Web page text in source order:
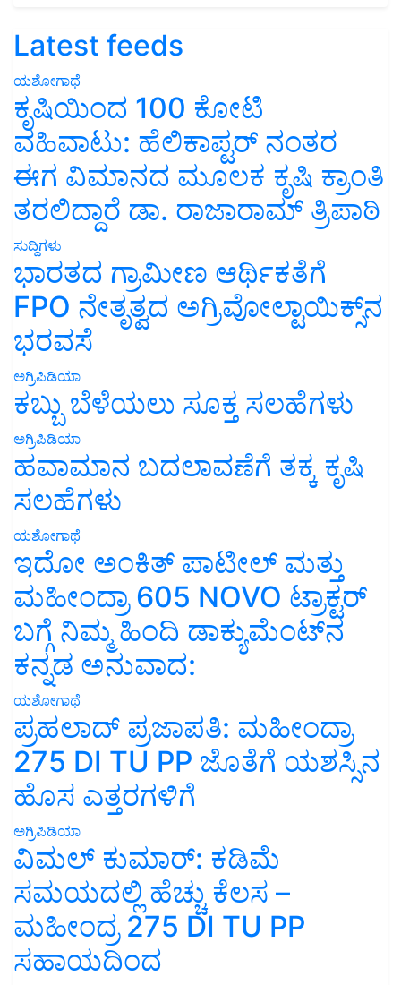
Latest feeds
ಯಶೋಗಾಥೆ
ಕೃಷಿಯಿಂದ 100 ಕೋಟಿ
ವಹಿವಾಟು: ಹೆಲಿಕಾಪ್ಟರ್ ನಂತರ
ಈಗ ವಿಮಾನದ ಮೂಲಕ ಕೃಷಿ ಕ್ರಾಂತಿ
ತರಲಿದ್ದಾರೆ ಡಾ. ರಾಜಾರಾಮ್ ತ್ರಿಪಾಠಿ
ಸುದ್ದಿಗಳು
ಭಾರತದ ಗ್ರಾಮೀಣ ಆರ್ಥಿಕತೆಗೆ
FPO ನೇತೃತ್ವದ ಅಗ್ರಿವೋಲ್ಟಾಯಿಕ್ಸ್‌ನ
ಭರವಸೆ
ಅಗ್ರಿಪಿಡಿಯಾ
ಕಬ್ಬು ಬೆಳೆಯಲು ಸೂಕ್ತ ಸಲಹೆಗಳು
ಅಗ್ರಿಪಿಡಿಯಾ
ಹವಾಮಾನ ಬದಲಾವಣೆಗೆ ತಕ್ಕ ಕೃಷಿ
ಸಲಹೆಗಳು
ಯಶೋಗಾಥೆ
ಇದೋ ಅಂಕಿತ್ ಪಾಟೀಲ್ ಮತ್ತು
ಮಹೀಂದ್ರಾ 605 NOVO ಟ್ರಾಕ್ಟರ್
ಬಗ್ಗೆ ನಿಮ್ಮ ಹಿಂದಿ ಡಾಕ್ಯುಮೆಂಟ್‌ನ
ಕನ್ನಡ ಅನುವಾದ:
ಯಶೋಗಾಥೆ
ಪ್ರಹಲಾದ್ ಪ್ರಜಾಪತಿ: ಮಹೀಂದ್ರಾ
275 DI TU PP ಜೊತೆಗೆ ಯಶಸ್ಸಿನ
ಹೊಸ ಎತ್ತರಗಳಿಗೆ
ಅಗ್ರಿಪಿಡಿಯಾ
ವಿಮಲ್ ಕುಮಾರ್: ಕಡಿಮೆ
ಸಮಯದಲ್ಲಿ ಹೆಚ್ಚು ಕೆಲಸ –
ಮಹೀಂದ್ರ 275 DI TU PP
ಸಹಾಯದಿಂದ